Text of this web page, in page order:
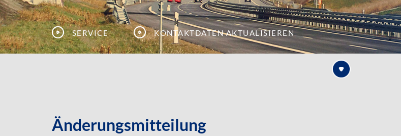
Service Kontaktdaten aktualisieren
Änderungsmitteilung